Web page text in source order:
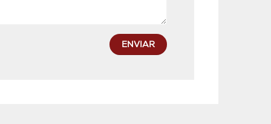
ENVIAR